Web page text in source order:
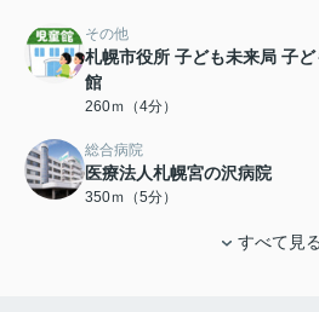
その他
札幌市役所 子ども未来局 子
館
260ｍ（4分）
総合病院
医療法人札幌宮の沢病院
350ｍ（5分）
すべて見る